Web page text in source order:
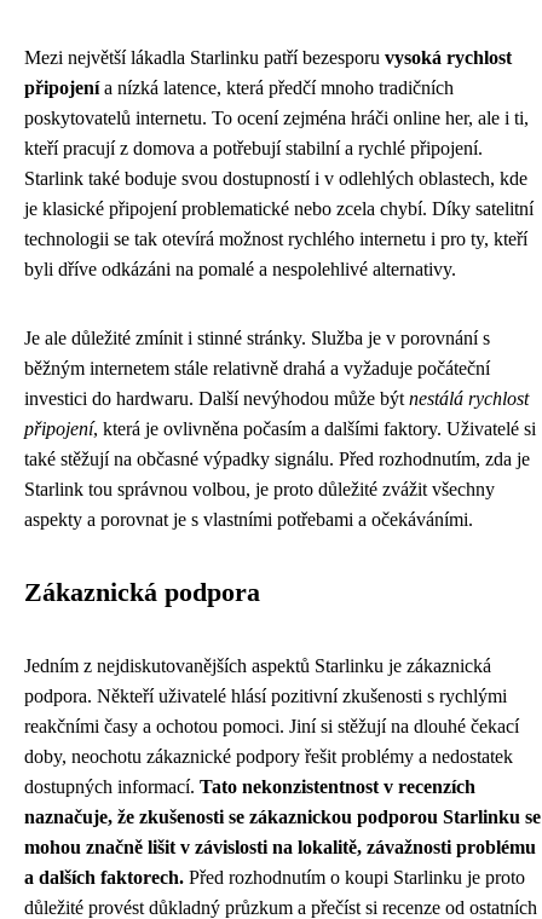
Mezi největší lákadla Starlinku patří bezesporu vysoká rychlost
připojenía nízká latence, která předčí mnoho tradičních
poskytovatelů internetu. To ocení zejména hráči online her, ale i ti,
kteří pracují z domova a potřebují stabilní a rychlé připojení.
Starlink také boduje svou dostupností i v odlehlých oblastech, kde
je klasické připojení problematické nebo zcela chybí. Díky satelitní
technologii se tak otevírá možnost rychlého internetu i pro ty, kteří
byli dříve odkázáni na pomalé a nespolehlivé alternativy.
Je ale důležité zmínit i stinné stránky. Služba je v porovnání s
běžným internetem stále relativně drahá a vyžaduje počáteční
investici do hardwaru. Další nevýhodou může být nestálá rychlost
připojení, která je ovlivněna počasím a dalšími faktory. Uživatelé si
také stěžují na občasné výpadky signálu. Před rozhodnutím, zda je
Starlink tou správnou volbou, je proto důležité zvážit všechny
aspekty a porovnat je s vlastními potřebami a očekáváními.
Zákaznická podpora
Jedním z nejdiskutovanějších aspektů Starlinku je zákaznická
podpora. Někteří uživatelé hlásí pozitivní zkušenosti s rychlými
reakčními časy a ochotou pomoci. Jiní si stěžují na dlouhé čekací
doby, neochotu zákaznické podpory řešit problémy a nedostatek
dostupných informací. Tato nekonzistentnost v recenzích
naznačuje, že zkušenosti se zákaznickou podporou Starlinku se
mohou značně lišit v závislosti na lokalitě, závažnosti problému
a dalších faktorech. Před rozhodnutím o koupi Starlinku je proto
důležité provést důkladný průzkum a přečíst si recenze od ostatních